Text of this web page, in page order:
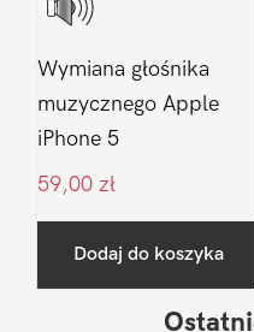
Wymiana głośnika
muzycznego Apple
iPhone 5
59,00 zł
Dodaj do koszyka